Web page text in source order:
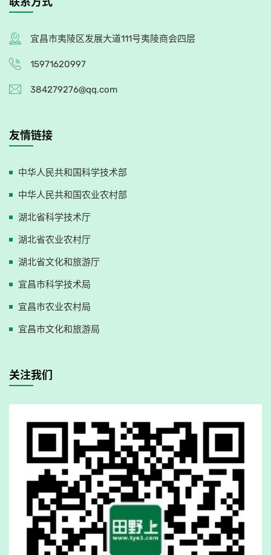
宜昌市夷陵区发展大道111号夷陵商会四层
15971620997
384279276@qq.com
友情链接
中华人民共和国科学技术部
中华人民共和国农业农村部
湖北省科学技术厅
湖北省农业农村厅
湖北省文化和旅游厅
宜昌市科学技术局
宜昌市农业农村局
宜昌市文化和旅游局
关注我们